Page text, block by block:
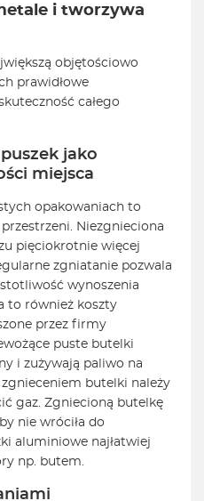
i tworzywa
objętościowo
prawidłowe
całego
jako
miejsca
opakowaniach to
Niezgnieciona
pięciokrotnie więcej
zgniatanie pozwala
wynoszenia
to również koszty
przez firmy
puste butelki
i zużywają paliwo na
butelki należy
gaz. Zgniecioną butelkę
nie wróciła do
aluminiowe najłatwiej
np. butem.